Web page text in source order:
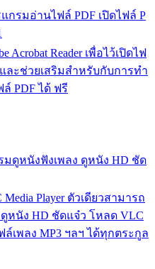
แกรมอ่านไฟล์ PDF เปิดไฟล์ P
Reader เพื่อไว้เปิดไฟ
และช่วยเสริมสำหรับกับการทำ
PDF ได้ ฟรี
มดูหนังฟังเพลง ดูหนัง HD ชัด
Player ตัวเดียวสามารถ
หนัง HD ชัดแจ๋ว โหลด VLC
ล์เพลง MP3 ฯลฯ ได้ทุกตระกูล